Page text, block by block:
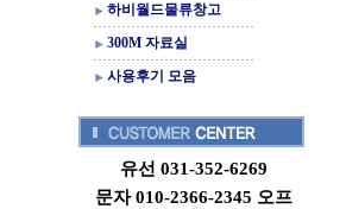
하비월드물류창고
300M 자료실
사용후기 모음
유선 031-352-6269
문자 010-2366-2345 오프